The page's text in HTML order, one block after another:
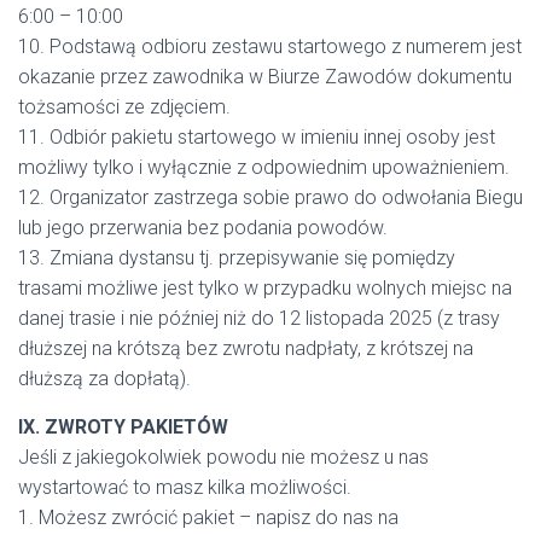
6:00 – 10:00
10. Podstawą odbioru zestawu startowego z numerem jest
okazanie przez zawodnika w Biurze Zawodów dokumentu
tożsamości ze zdjęciem.
11. Odbiór pakietu startowego w imieniu innej osoby jest
możliwy tylko i wyłącznie z odpowiednim upoważnieniem.
12. Organizator zastrzega sobie prawo do odwołania Biegu
lub jego przerwania bez podania powodów.
13. Zmiana dystansu tj. przepisywanie się pomiędzy
trasami możliwe jest tylko w przypadku wolnych miejsc na
danej trasie i nie później niż do 12 listopada 2025 (z trasy
dłuższej na krótszą bez zwrotu nadpłaty, z krótszej na
dłuższą za dopłatą).
IX. ZWROTY PAKIETÓW
Jeśli z jakiegokolwiek powodu nie możesz u nas
wystartować to masz kilka możliwości.
1. Możesz zwrócić pakiet – napisz do nas na